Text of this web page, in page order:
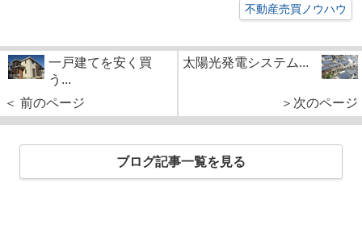
不動産売買ノウハウ
一戸建てを安く買
う...
＜ 前のページ
太陽光発電システム...
＞次のページ
ブログ記事一覧を見る